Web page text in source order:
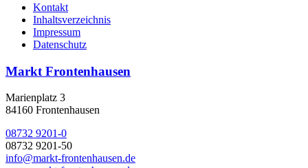
Kontakt
Inhaltsverzeichnis
Impressum
Datenschutz
Markt Frontenhausen
Marienplatz 3
84160 Frontenhausen
08732 9201-0
08732 9201-50
info@markt-frontenhausen.de